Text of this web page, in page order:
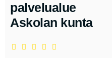
palvelualue
Askolan kunta